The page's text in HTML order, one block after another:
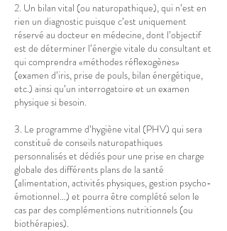
2. Un bilan vital (ou naturopathique), qui n’est en
rien un diagnostic puisque c’est uniquement
réservé au docteur en médecine, dont l’objectif
est de déterminer l’énergie vitale du consultant et
qui comprendra «méthodes réflexogènes»
(examen d’iris, prise de pouls, bilan énergétique,
etc.) ainsi qu’un interrogatoire et un examen
physique si besoin.
3. Le programme d’hygiène vital (PHV) qui sera
constitué de conseils naturopathiques
personnalisés et dédiés pour une prise en charge
globale des différents plans de la santé
(alimentation, activités physiques, gestion psycho-
émotionnel…) et pourra être complété selon le
cas par des complémentions nutritionnels (ou
biothérapies).